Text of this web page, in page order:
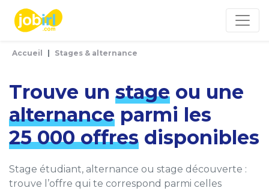
Accueil Stages & alternance
Trouve un stage ou une
alternance parmi les
25 000 offres disponibles
Stage étudiant, alternance ou stage découverte :
trouve l’offre qui te correspond parmi celles
Panneau de gestion des cookies